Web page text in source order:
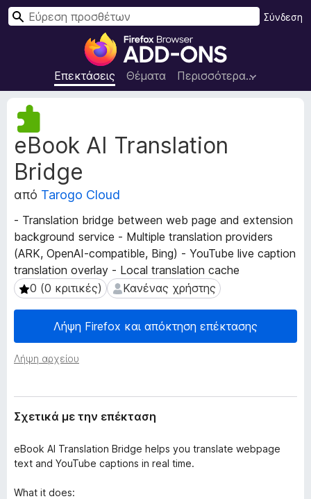
Π
ρ
ό
σ
τ
α
γ
ρ
ά
μ
μ
α
τ
ο
ι
γ
Επεκτάσεις Θέματα Περισσότερα…
Σύνδεση
Α
eBook AI Translation
Bridge
από Tarogo Cloud
- Translation bridge between web page and extension
background service - Multiple translation providers
(ARK, OpenAI-compatible, Bing) - YouTube live caption
translation overlay - Local translation cache
0 (0 κριτικές)
0 (0 κριτικές) Κανένας χρήστης
Κανένας χρήστης
Λήψη Firefox και απόκτηση επέκτασης
Λήψη αρχείου
Μ
ε
τ
α
δ
ε
δ
έ
ν
α
ε
π
έ
τ
α
Σχετικά με την επέκταση
eBook AI Translation Bridge helps you translate webpage
text and YouTube captions in real time.
What it does: